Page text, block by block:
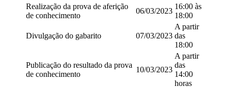
Realização da prova de aferição
de conhecimento
06/03/2023
16:00 às
18:00
Divulgação do gabarito 07/03/2023
A partir
das
18:00
Publicação do resultado da prova
de conhecimento
10/03/2023
A partir
das
14:00
horas